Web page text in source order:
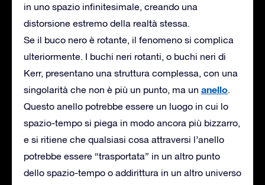
in uno spazio infinitesimale, creando una
distorsione estremo della realtà stessa.
Se il buco nero è rotante, il fenomeno si complica
ulteriormente. I buchi neri rotanti, o buchi neri di
Kerr, presentano una struttura complessa, con una
singolarità che non è più un punto, ma un anello.
Questo anello potrebbe essere un luogo in cui lo
spazio-tempo si piega in modo ancora più bizzarro,
e si ritiene che qualsiasi cosa attraversi l’anello
potrebbe essere “trasportata” in un altro punto
dello spazio-tempo o addirittura in un altro universo